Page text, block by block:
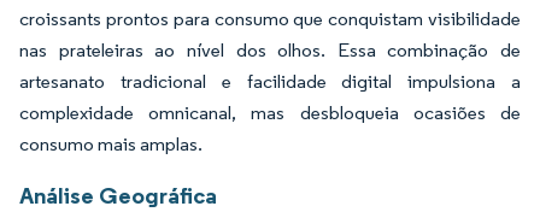
croissants prontos para consumo que conquistam visibilidade
nas prateleiras ao nível dos olhos. Essa combinação de
artesanato tradicional e facilidade digital impulsiona a
complexidade omnicanal, mas desbloqueia ocasiões de
consumo mais amplas.
Análise Geográfica